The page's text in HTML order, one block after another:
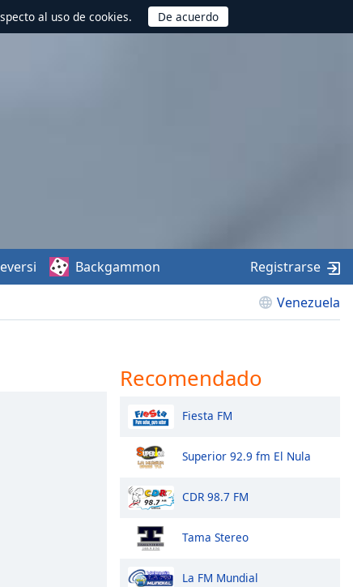
al uso de cookies.
Venezuela
Backgammon Registrarse
Recomendado
Fiesta FM
Superior 92.9 fm El Nula
CDR 98.7 FM
Tama Stereo
La FM Mundial